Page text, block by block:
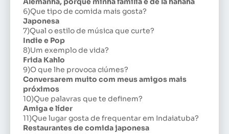
6)Que tipo de comida mais gosta?
Japonesa
7)Qual o estilo de música que curte?
Indie e Pop
8)Um exemplo de vida?
Frida Kahlo
9)O que lhe provoca ciúmes?
Conversarem muito com meus amigos mais
próximos
10)Que palavras que te definem?
Amiga e líder
11)Que lugar gosta de frequentar em Indaiatuba?
Restaurantes de comida japonesa